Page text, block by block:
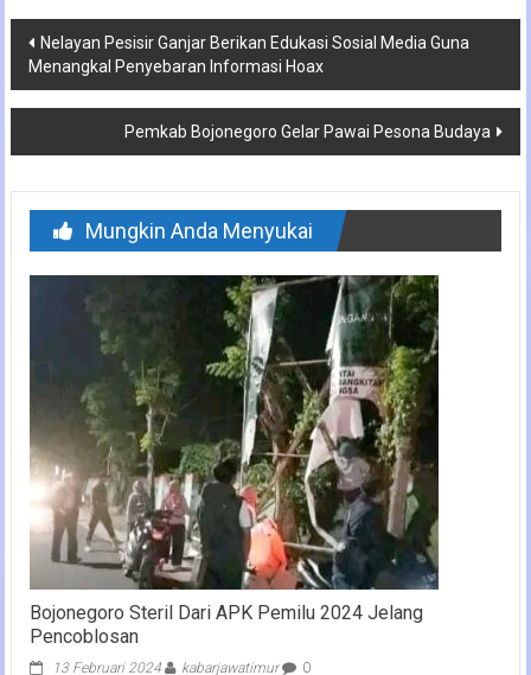
Navigasi
pos
Nelayan Pesisir Ganjar Berikan Edukasi Sosial Media Guna
Menangkal Penyebaran Informasi Hoax
Pemkab Bojonegoro Gelar Pawai Pesona Budaya
Mungkin Anda Menyukai
Bojonegoro Steril Dari APK Pemilu 2024 Jelang
Pencoblosan
13 Februari 2024 kabarjawatimur 0